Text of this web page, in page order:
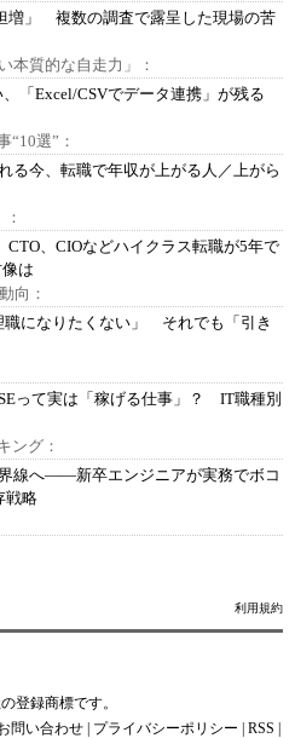
増」 複数の調査で露呈した現場の苦
本質的な自走力」：
「Excel/CSVでデータ連携」が残る
“10選”：
る今、転職で年収が上がる人／上がら
、CIOなどハイクラス転職が5年で
は
向：
職になりたくない」 それでも「引き
って実は「稼げる仕事」？ IT職種別
ング：
線へ――新卒エンジニアが実務でボコ
戦略
利用規約
登録商標です。
問い合わせ プライバシーポリシー RSS